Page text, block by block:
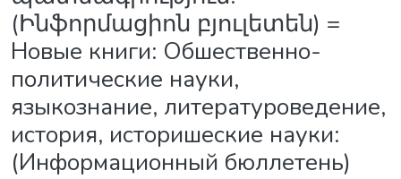
(Ինֆորմացիոն բյուլետեն) =
Новые книги: Обшественно-
политические науки,
языкознание, литературоведение,
история, историшеские науки:
(Информационный бюллетень)